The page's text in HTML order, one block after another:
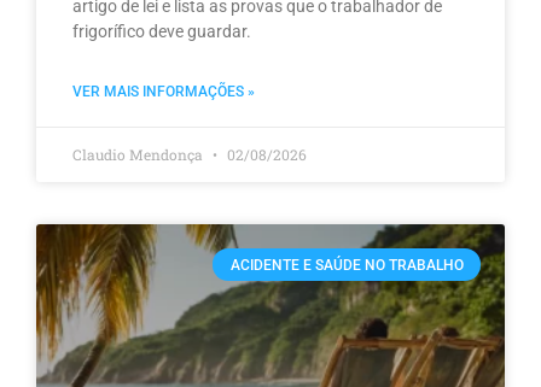
artigo de lei e lista as provas que o trabalhador de
frigorífico deve guardar.
VER MAIS INFORMAÇÕES »
Claudio Mendonça 02/08/2026
ACIDENTE E SAÚDE NO TRABALHO